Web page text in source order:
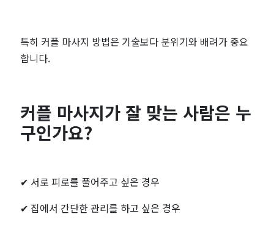
특히 커플 마사지 방법은 기술보다 분위기와 배려가 중요
합니다.
커플 마사지가 잘 맞는 사람은 누
구인가요?
✔ 서로 피로를 풀어주고 싶은 경우
✔ 집에서 간단한 관리를 하고 싶은 경우